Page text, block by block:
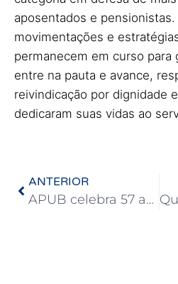
aposentados e pensionistas.
movimentações e
permanecem em curso para
entre na pauta e avance,
reivindicação por dignidade
dedicaram suas vidas ao
ANTERIOR
APUB celebra 57 anos com cerimônia no Iroko